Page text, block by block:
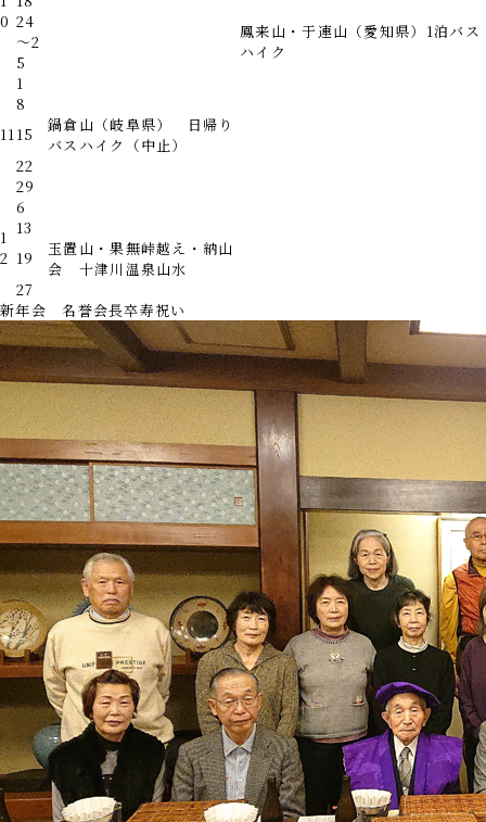
0 24
～2
5
鳳来山・于連山（愛知県）1泊バス
ハイク
11
1
8
15
鍋倉山（岐阜県） 日帰り
バスハイク
（中止）
22
29
1
2
6
13
19
玉置山・果無峠越え・納山
会 十津川温泉山水
27
新年会 名誉会長卒寿祝い